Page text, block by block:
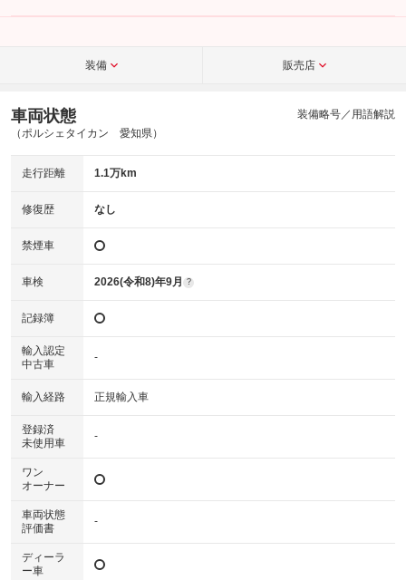
こちら
装備 販売店
車両状態
（ポルシェタイカン 愛知県）
装備略号／用語解説
走行距離 1.1万km
修復歴 なし
禁煙車
車検 2026(令和8)年9月 ?
記録簿
輸入認定
中古車
-
輸入経路 正規輸入車
登録済
未使用車
-
ワン
オーナー
車両状態
評価書
-
ディーラ
ー車